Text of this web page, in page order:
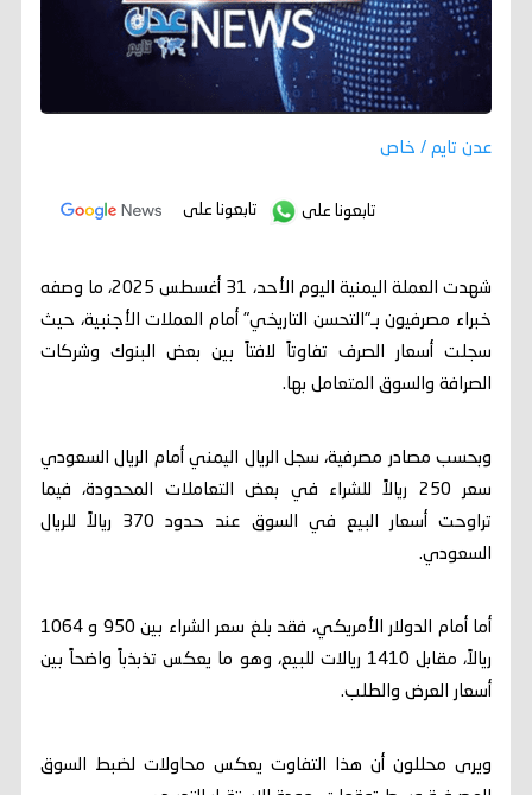
عدن تايم / خاص
تابعونا على تابعونا على
شهدت العملة اليمنية اليوم الأحد، 31 أغسطس 2025، ما وصفه
خبراء مصرفيون بـ"التحسن التاريخي" أمام العملات الأجنبية، حيث
سجلت أسعار الصرف تفاوتاً لافتاً بين بعض البنوك وشركات
الصرافة والسوق المتعامل بها.
وبحسب مصادر مصرفية، سجل الريال اليمني أمام الريال السعودي
سعر 250 ريالاً للشراء في بعض التعاملات المحدودة، فيما
تراوحت أسعار البيع في السوق عند حدود 370 ريالاً للريال
السعودي.
أما أمام الدولار الأمريكي، فقد بلغ سعر الشراء بين 950 و 1064
ريالاً، مقابل 1410 ريالات للبيع، وهو ما يعكس تذبذباً واضحاً بين
أسعار العرض والطلب.
ويرى محللون أن هذا التفاوت يعكس محاولات لضبط السوق